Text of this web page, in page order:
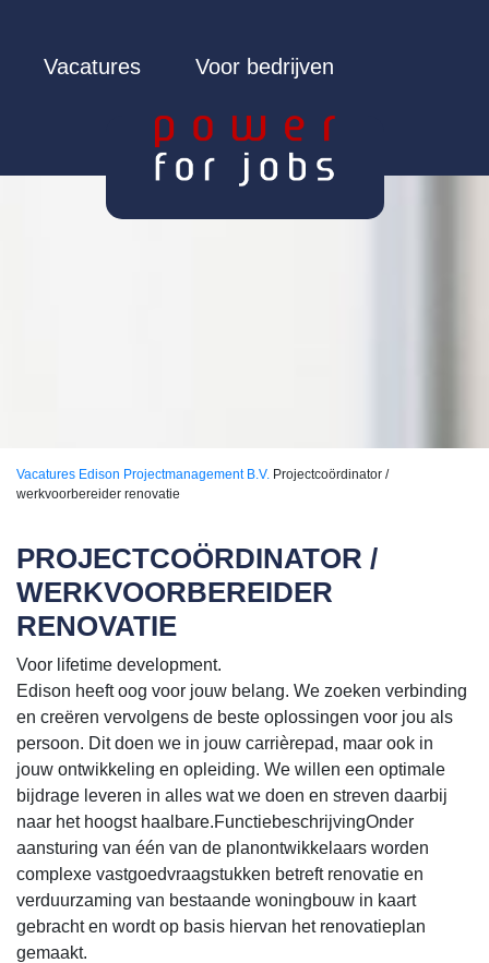
Vacatures Voor bedrijven
Vacatures Edison Projectmanagement B.V. Projectcoördinator /
werkvoorbereider renovatie
PROJECTCOÖRDINATOR /
WERKVOORBEREIDER
RENOVATIE
Voor lifetime development.
Edison heeft oog voor jouw belang. We zoeken verbinding
en creëren vervolgens de beste oplossingen voor jou als
persoon. Dit doen we in jouw carrièrepad, maar ook in
jouw ontwikkeling en opleiding. We willen een optimale
bijdrage leveren in alles wat we doen en streven daarbij
naar het hoogst haalbare.FunctiebeschrijvingOnder
aansturing van één van de planontwikkelaars worden
complexe vastgoedvraagstukken betreft renovatie en
verduurzaming van bestaande woningbouw in kaart
gebracht en wordt op basis hiervan het renovatieplan
gemaakt.